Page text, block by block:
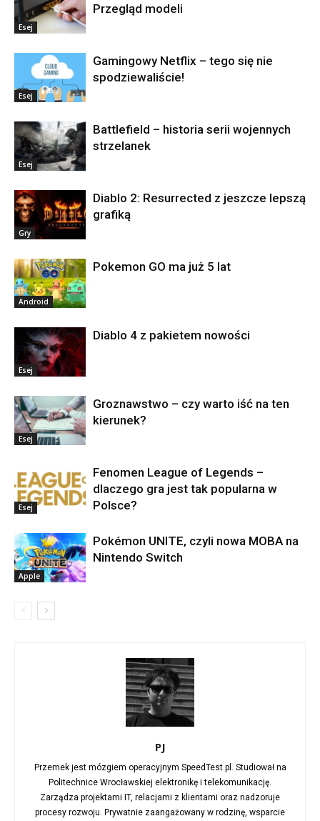
Esej
Przegląd modeli
Esej
Gamingowy Netflix – tego się nie
spodziewaliście!
Esej
Battlefield – historia serii wojennych
strzelanek
Gry
Diablo 2: Resurrected z jeszcze lepszą
grafiką
Android
Pokemon GO ma już 5 lat
Esej
Diablo 4 z pakietem nowości
Esej
Groznawstwo – czy warto iść na ten
kierunek?
Esej
Fenomen League of Legends –
dlaczego gra jest tak popularna w
Polsce?
Apple
Pokémon UNITE, czyli nowa MOBA na
Nintendo Switch
PJ
Przemek jest mózgiem operacyjnym SpeedTest.pl. Studiował na
Politechnice Wrocławskiej elektronikę i telekomunikację.
Zarządza projektami IT, relacjami z klientami oraz nadzoruje
procesy rozwoju. Prywatnie zaangażowany w rodzinę, wsparcie